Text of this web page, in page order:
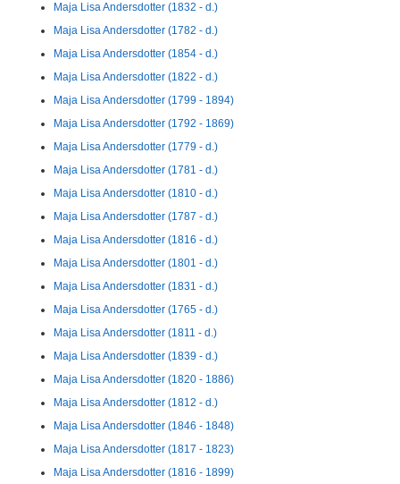
Maja Lisa Andersdotter (1832 - d.)
Maja Lisa Andersdotter (1782 - d.)
Maja Lisa Andersdotter (1854 - d.)
Maja Lisa Andersdotter (1822 - d.)
Maja Lisa Andersdotter (1799 - 1894)
Maja Lisa Andersdotter (1792 - 1869)
Maja Lisa Andersdotter (1779 - d.)
Maja Lisa Andersdotter (1781 - d.)
Maja Lisa Andersdotter (1810 - d.)
Maja Lisa Andersdotter (1787 - d.)
Maja Lisa Andersdotter (1816 - d.)
Maja Lisa Andersdotter (1801 - d.)
Maja Lisa Andersdotter (1831 - d.)
Maja Lisa Andersdotter (1765 - d.)
Maja Lisa Andersdotter (1811 - d.)
Maja Lisa Andersdotter (1839 - d.)
Maja Lisa Andersdotter (1820 - 1886)
Maja Lisa Andersdotter (1812 - d.)
Maja Lisa Andersdotter (1846 - 1848)
Maja Lisa Andersdotter (1817 - 1823)
Maja Lisa Andersdotter (1816 - 1899)